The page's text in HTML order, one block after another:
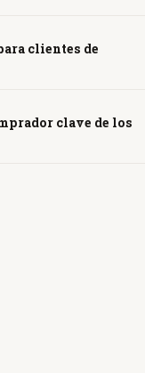
clientes de
clave de los